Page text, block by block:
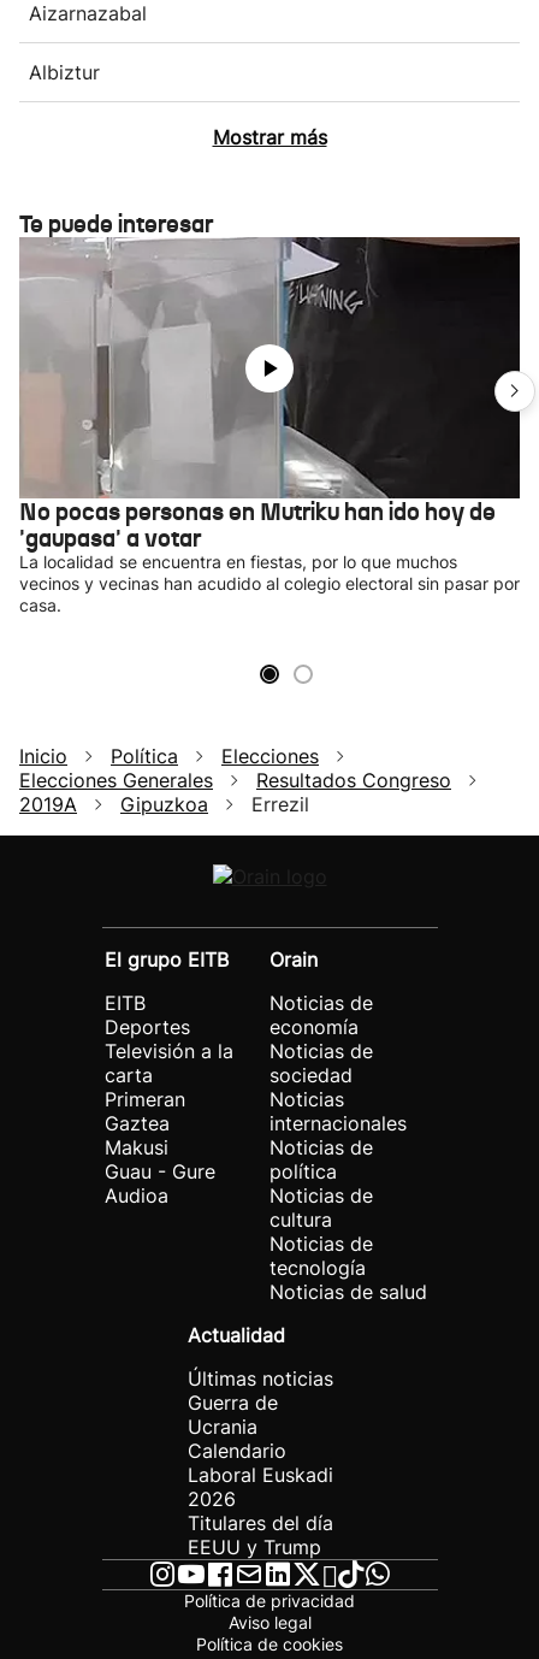
Aizarnazabal
Albiztur
Mostrar más
Te puede interesar
No pocas personas en Mutriku han ido hoy de
'gaupasa' a votar
La localidad se encuentra en fiestas, por lo que muchos
vecinos y vecinas han acudido al colegio electoral sin pasar por
casa.
Inicio Política
Elecciones
Elecciones Generales
Resultados Congreso
2019A
Gipuzkoa Errezil
El grupo EITB
EITB
Deportes
Televisión a la
carta
Primeran
Gaztea
Makusi
Guau - Gure
Audioa
Orain
Noticias de
economía
Noticias de
sociedad
Noticias
internacionales
Noticias de
política
Noticias de
cultura
Noticias de
tecnología
Noticias de salud
Actualidad
Últimas noticias
Guerra de
Ucrania
Calendario
Laboral Euskadi
2026
Titulares del día
EEUU y Trump
Política de privacidad
Aviso legal
Política de cookies